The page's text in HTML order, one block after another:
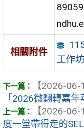
相關附件
工作
【2026-06-
「2026微翻轉嘉
【2026-06-
度一堂帶得走的